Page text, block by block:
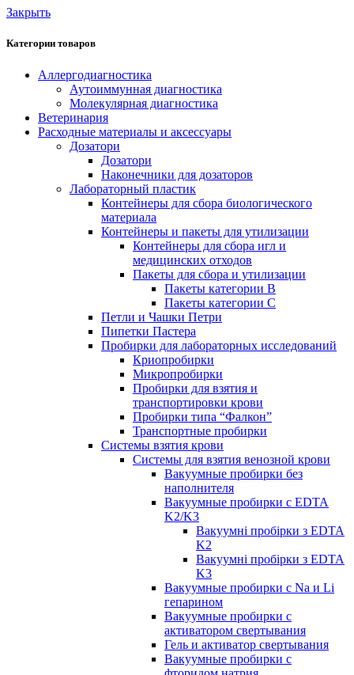
Закрыть
Категории товаров
Аллергодиагностика
Аутоиммунная диагностика
Молекулярная диагностика
Ветеринария
Расходные материалы и аксессуары
Дозатори
Дозатори
Наконечники для дозаторов
Лабораторный пластик
Контейнеры для сбора биологического
материала
Контейнеры и пакеты для утилизации
Контейнеры для сбора игл и
медицинских отходов
Пакеты для сбора и утилизации
Пакеты категории B
Пакеты категории C
Петли и Чашки Петри
Пипетки Пастера
Пробирки для лабораторных исследований
Криопробирки
Микропробирки
Пробирки для взятия и
транспортировки крови
Пробирки типа “Фалкон”
Транспортные пробирки
Системы взятия крови
Системы для взятия венозной крови
Вакуумные пробирки без
наполнителя
Вакуумные пробирки с EDTA
K2/K3
Вакуумні пробірки з EDTA
K2
Вакуумні пробірки з EDTA
K3
Вакуумные пробирки с Na и Li
гепарином
Вакуумные пробирки с
активатором свертывания
Гель и активатор свертывания
Вакуумные пробирки с